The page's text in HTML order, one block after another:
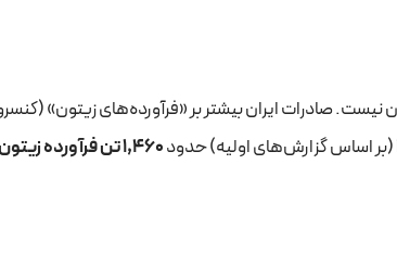
نیست. صادرات ایران بیشتر بر «فرآورده‌های زیتون»
1,460 تن فرآورده زیتون